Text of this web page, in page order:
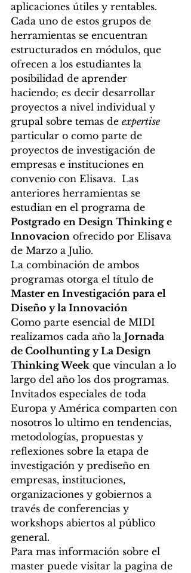
aplicaciones útiles y rentables.
Cada uno de estos grupos de
herramientas se encuentran
estructurados en módulos, que
ofrecen a los estudiantes la
posibilidad de aprender
haciendo; es decir desarrollar
proyectos a nivel individual y
grupal sobre temas de expertise
particular o como parte de
proyectos de investigación de
empresas e instituciones en
convenio con Elisava.  Las
anteriores herramientas se
estudian en el programa de
Postgrado en Design Thinking e
Innovacion ofrecido por Elisava
de Marzo a Julio.
La combinación de ambos
programas otorga el título de
Master en Investigación para el
Diseño y la Innovación
Como parte esencial de MIDI
realizamos cada año la Jornada
de Coolhunting y La Design
Thinking Week que vinculan a lo
largo del año los dos programas.
Invitados especiales de toda
Europa y América comparten con
nosotros lo ultimo en tendencias,
metodologías, propuestas y
reflexiones sobre la etapa de
investigación y prediseño en
empresas, instituciones,
organizaciones y gobiernos a
través de conferencias y
workshops abiertos al público
general.
Para mas información sobre el
master puede visitar la pagina de